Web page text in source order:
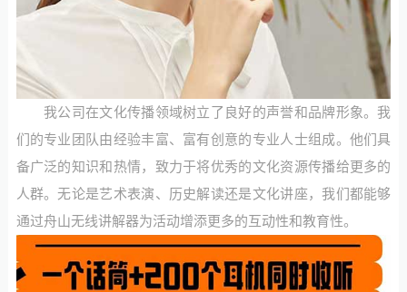
我公司在文化传播领域树立了良好的声誉和品牌形象。我
们的专业团队由经验丰富、富有创意的专业人士组成。他们具
备广泛的知识和热情，致力于将优秀的文化资源传播给更多的
人群。无论是艺术表演、历史解读还是文化讲座，我们都能够
通过舟山无线讲解器为活动增添更多的互动性和教育性。